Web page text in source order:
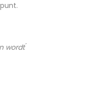
wordt